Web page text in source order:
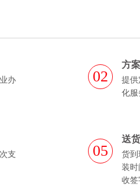
办
02
方
提供
化服
支
05
送
货到
装时
收签